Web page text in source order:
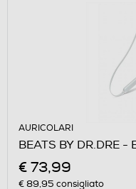
AURICOLARI
BEATS BY DR.DRE
€ 73,99
€ 89,95 consigliato